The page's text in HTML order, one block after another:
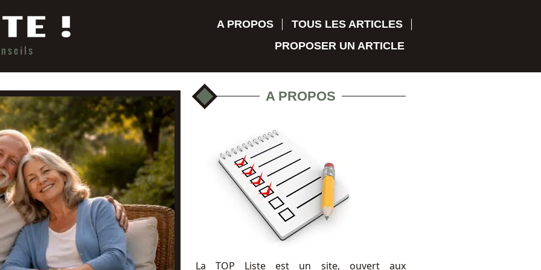
A PROPOS
TOUS LES ARTICLES
PROPOSER UN ARTICLE
A PROPOS
La TOP Liste est un site, ouvert aux